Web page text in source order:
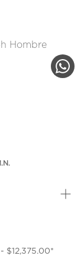
Hombre
$12,375.00*